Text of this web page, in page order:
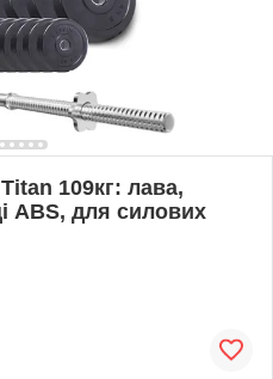
109кг: лава,
ABS, для силових